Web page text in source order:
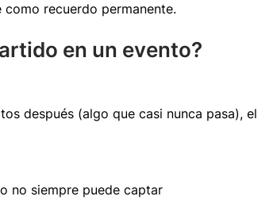
recuerdo permanente.
en un evento?
después (algo que casi nunca pasa), el
no siempre puede captar